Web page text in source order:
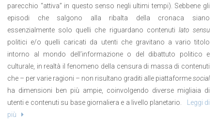
parecchio “attiva” in questo senso negli ultimi tempi). Sebbene gli
episodi che salgono alla ribalta della cronaca siano
essenzialmente solo quelli che riguardano contenuti lato sensu
politici e/o quelli caricati da utenti che gravitano a vario titolo
intorno al mondo dell’informazione o del dibattuto politico e
culturale, in realtà il fenomeno della censura di massa di contenuti
che – per varie ragioni – non risultano graditi alle piattaformesocial
ha dimensioni ben più ampie, coinvolgendo diverse migliaia di
utenti e contenuti su base giornaliera e a livello planetario.
Leggi di
più